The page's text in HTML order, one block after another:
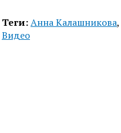
Теги:Анна Калашникова,
Видео